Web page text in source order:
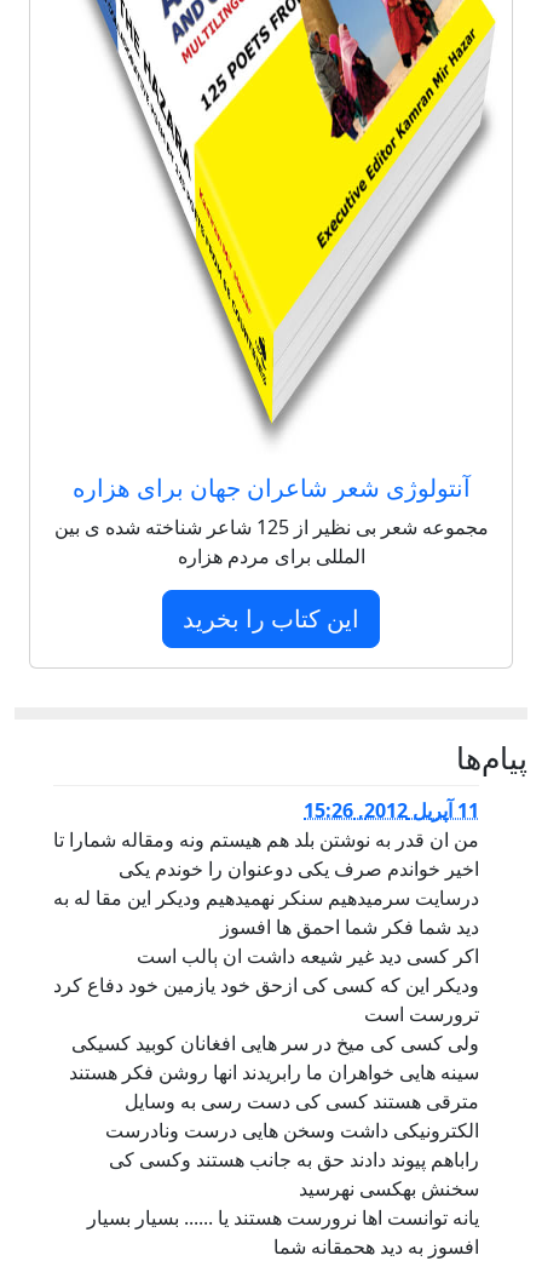
آنتولوژی شعر شاعران جهان برای هزاره
مجموعه شعر بی نظیر از 125 شاعر شناخته شده ی بین
المللی برای مردم هزاره
این کتاب را بخرید
پيام‌ها
11 آپریل 2012, 15:26
من ان قدر به نوشتن بلد هم هیستم ونه ومقاله شمارا تا
اخیر خواندم صرف یکی دوعنوان را خوندم یکی
درسایت سرمیدهیم سنکر نهمیدهیم ودیکر این مقا له به
دید شما فکر شما احمق ها افسوز
اکر کسی دید غیر شیعه داشت ان ېالب است
ودیکر این که کسی کی ازحق خود یازمین خود دفاع کرد
ترورست است
ولی کسی کی میخ در سر هایی افغانان کوبید کسیکی
سینه هایی خواهران ما رابریدند انها روشن فکر هستند
مترقی هستند کسی کی دست رسی به وسایل
الکترونیکی داشت وسخن هایی درست ونادرست
راباهم پیوند دادند حق به جانب هستند وکسی کی
سخنش بهکسی نهرسید
یانه توانست اها نرورست هستند یا ...... بسیار بسیار
افسوز به دید هحمقانه شما